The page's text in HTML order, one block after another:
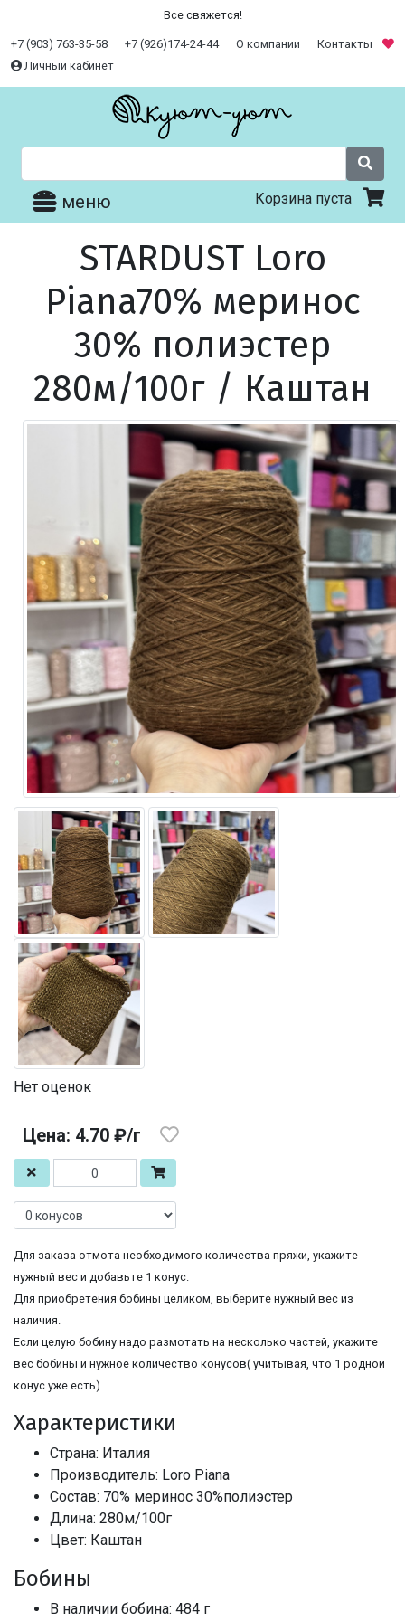
Все свяжется!
+7 (903) 763-35-58 +7 (926)174-24-44 О компании
Контакты
Личный кабинет
меню Корзина пуста
STARDUST Loro
Piana70% меринос
30% полиэстер
280м/100г / Каштан
Нет оценок
Цена: 4.70 ₽/г
Для заказа отмота необходимого количества пряжи, укажите
нужный вес и добавьте 1 конус.
Для приобретения бобины целиком, выберите нужный вес из
наличия.
Если целую бобину надо размотать на несколько частей, укажите
вес бобины и нужное количество конусов( учитывая, что 1 родной
конус уже есть).
Характеристики
Страна: Италия
Производитель: Loro Piana
Состав: 70% меринос 30%полиэстер
Длина: 280м/100г
Цвет: Каштан
Бобины
В наличии бобина: 484 г